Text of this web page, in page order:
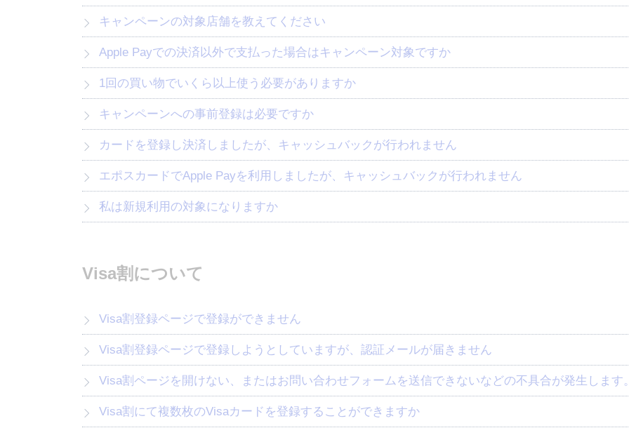
キャンペーンの対象店舗を教えてください
Apple Payでの決済以外で支払った場合はキャンペーン対象ですか
1回の買い物でいくら以上使う必要がありますか
キャンペーンへの事前登録は必要ですか
カードを登録し決済しましたが、キャッシュバックが行われません
エポスカードでApple Payを利用しましたが、キャッシュバックが行われません
私は新規利用の対象になりますか
Visa割について
Visa割登録ページで登録ができません
Visa割登録ページで登録しようとしていますが、認証メールが届きません
Visa割ページを開けない、またはお問い合わせフォームを送信できないなどの不具合が発生します
Visa割にて複数枚のVisaカードを登録することができますか